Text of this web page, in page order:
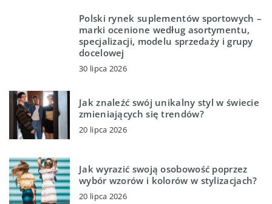
Polski rynek suplementów sportowych –
marki ocenione według asortymentu,
specjalizacji, modelu sprzedaży i grupy
docelowej
30 lipca 2026
Jak znaleźć swój unikalny styl w świecie
zmieniających się trendów?
20 lipca 2026
Jak wyrazić swoją osobowość poprzez
wybór wzorów i kolorów w stylizacjach?
20 lipca 2026